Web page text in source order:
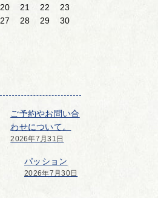
20 21 22
23
27 28 29
30
ご予約やお問い合
わせについて。
2026年7月31日
パッション
2026年7月30日